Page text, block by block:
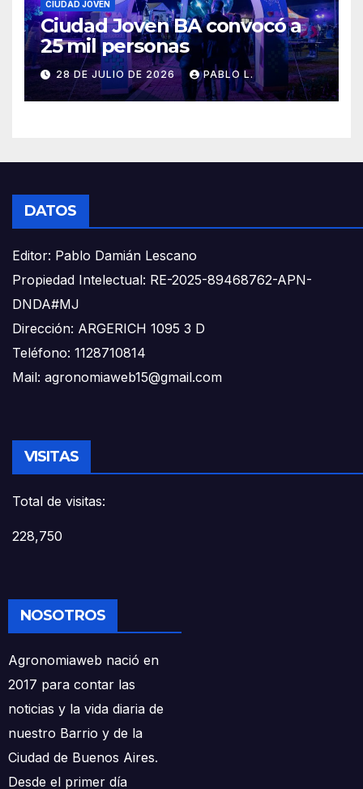
CIUDAD JOVEN
Ciudad Joven BA convocó a
25 mil personas
28 DE JULIO DE 2026 PABLO L.
DATOS
Editor: Pablo Damián Lescano
Propiedad Intelectual: RE-2025-89468762-APN-
DNDA#MJ
Dirección: ARGERICH 1095 3 D
Teléfono: 1128710814
Mail: agronomiaweb15@gmail.com
VISITAS
Total de visitas:
228,750
NOSOTROS
Agronomiaweb nació en
2017 para contar las
noticias y la vida diaria de
nuestro Barrio y de la
Ciudad de Buenos Aires.
Desde el primer día